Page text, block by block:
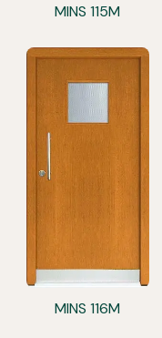
MINS 115M
MINS 116M